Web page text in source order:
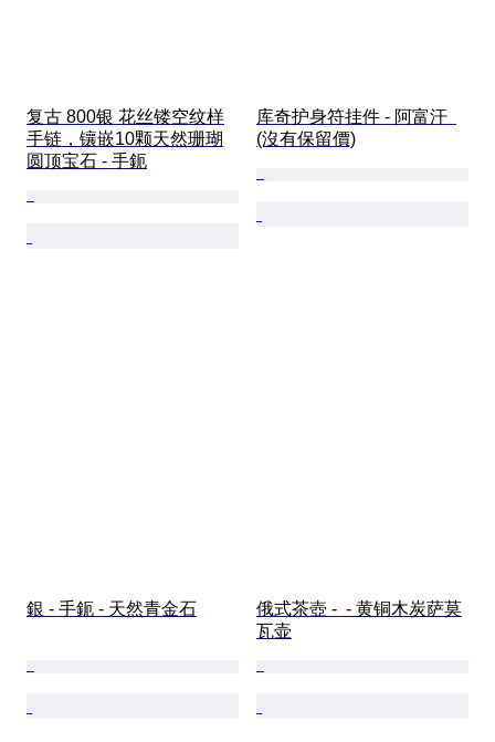
复古 800银 花丝镂空纹样
手链，镶嵌10颗天然珊瑚
圆顶宝石 - 手鈪
库奇护身符挂件 - 阿富汗
(沒有保留價)
銀 - 手鈪 - 天然青金石
俄式茶壺 -  - 黄铜木炭萨莫
瓦壶